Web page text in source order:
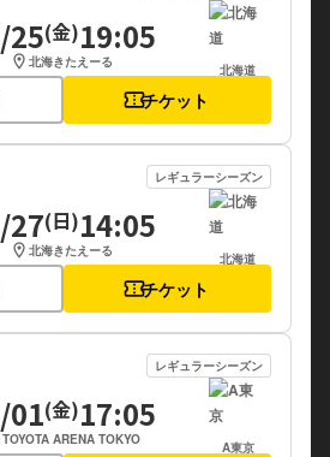
25(金)19:05
location_on 北海きたえーる 北海道
confirmation_numberチケット
レギュラーシーズン
27(日)14:05
location_on 北海きたえーる 北海道
confirmation_numberチケット
レギュラーシーズン
01(金)17:05
TOYOTA ARENA TOKYO A東京